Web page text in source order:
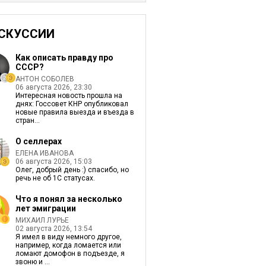
Как описать правду про
СССР?
АНТОН СОБОЛЕВ
06 августа 2026, 23:30
Интересная новость прошла на
днях: Госсовет КНР опубликовал
новые правила выезда и въезда в
стран...
О селлерах
ЕЛЕНА ИВАНОВА
06 августа 2026, 15:03
Олег, добрый день :) спасибо, но
речь не об 1С статусах.
Что я понял за несколько
лет эмиграции
МИХАИЛ ЛУРЬЕ
02 августа 2026, 13:54
Я имел в виду немного другое,
например, когда ломается или
ломают домофон в подъезде, я
звоню и ...